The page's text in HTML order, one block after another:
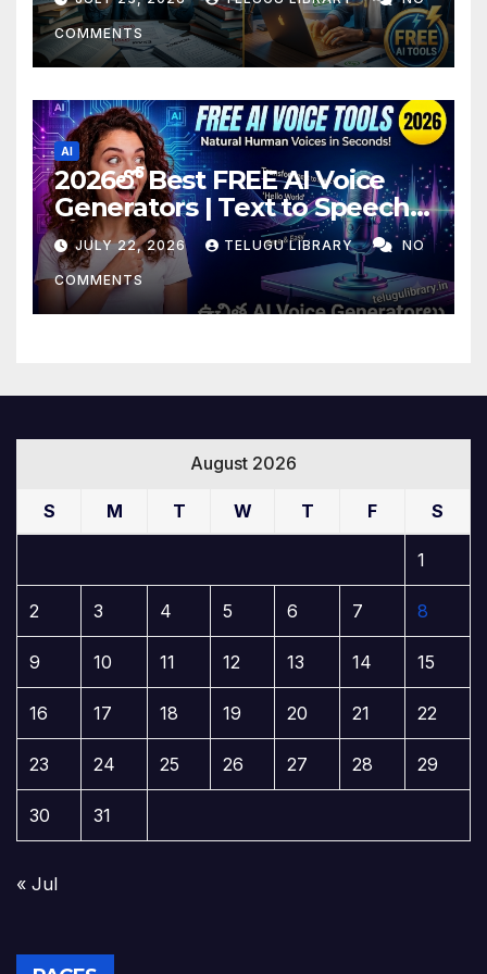
(2026)
COMMENTS
AI
2026లో Best FREE AI Voice
Generators | Text to Speech
కోసం Top 4 AI Tools
JULY 22, 2026 TELUGU LIBRARY NO
COMMENTS
August 2026
S M T W T F S
1
2 3 4 5 6 7 8
9 10 11 12 13 14 15
16 17 18 19 20 21 22
23 24 25 26 27 28 29
30 31
« Jul